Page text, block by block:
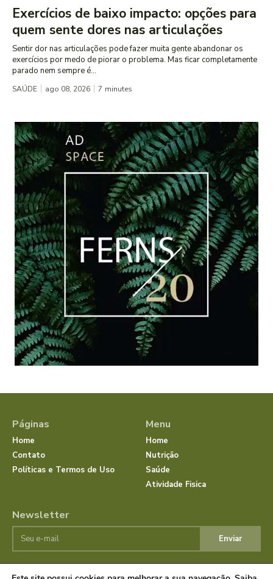
Exercícios de baixo impacto: opções para
quem sente dores nas articulações
Sentir dor nas articulações pode fazer muita gente abandonar os
exercícios por medo de piorar o problema. Mas ficar completamente
parado nem sempre é...
SAÚDE ago 08, 2026 7 minutes
Páginas
Home
Contato
Políticas e Termos de Uso
Menu
Home
Nutrição
Saúde
Atividade Fisica
Newsletter
Enviar